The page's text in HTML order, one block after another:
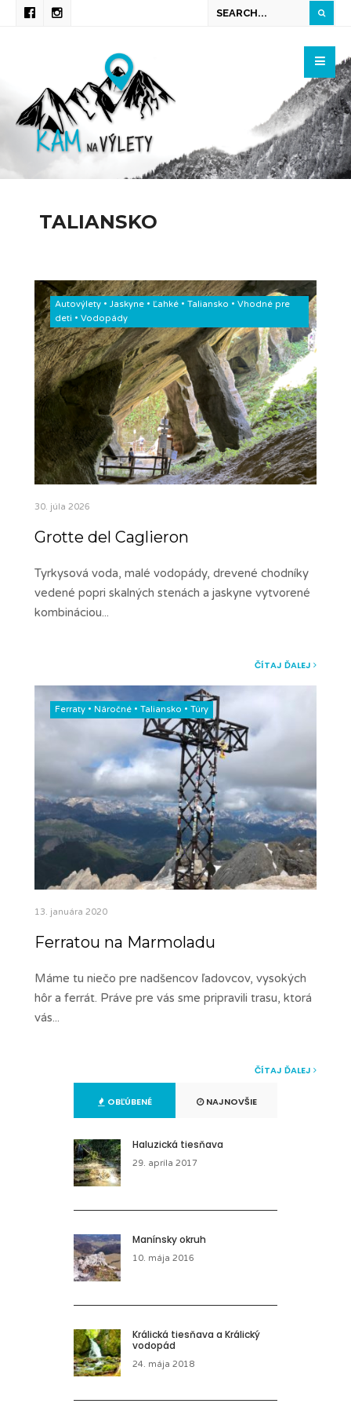
TALIANSKO
Autovýlety • Jaskyne • Ľahké • Taliansko • Vhodné pre
deti • Vodopády
30. júla 2026
Grotte del Caglieron
Tyrkysová voda, malé vodopády, drevené chodníky
vedené popri skalných stenách a jaskyne vytvorené
kombináciou...
ČÍTAJ ĎALEJ
Ferraty • Náročné • Taliansko • Túry
13. januára 2020
Ferratou na Marmoladu
Máme tu niečo pre nadšencov ľadovcov, vysokých
hôr a ferrát. Práve pre vás sme pripravili trasu, ktorá
vás...
ČÍTAJ ĎALEJ
OBĽÚBENÉ NAJNOVŠIE
Haluzická tiesňava
29. apríla 2017
Manínsky okruh
10. mája 2016
Králická tiesňava a Králický
vodopád
24. mája 2018